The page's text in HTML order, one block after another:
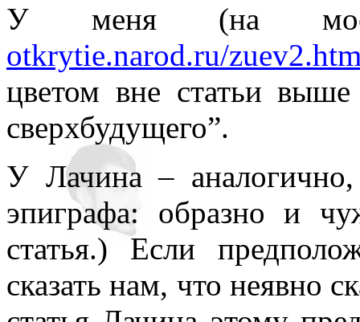
У меня (на
otkrytie.narod.ru/
цветом вне статьи
сверхбудущего”.
У Лачина –
эпиграфа: образно и
статья.) Если
сказать нам, что неявно